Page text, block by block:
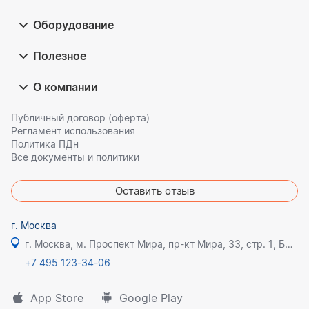
Оборудование
Полезное
О компании
Публичный договор (оферта)
Регламент использования
Политика ПДн
Все документы и политики
Оставить отзыв
г. Москва
г. Москва, м. Проспект Мира, пр-кт Мира, 33, стр. 1, БЦ Олимпик плаза
+7 495 123-34-06
App Store Google Play